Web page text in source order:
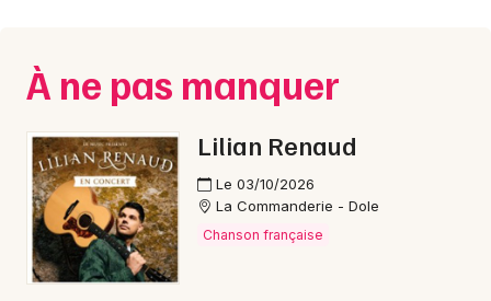
Concerts
Sports
Soirées
Sorties famille
Nantes
Paris
Strasbourg
Toulouse
Toutes les villes
À ne pas manquer
Lilian Renaud
Le 03/10/2026
La Commanderie - Dole
Chanson française